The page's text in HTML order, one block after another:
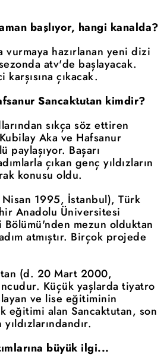
başlıyor, hangi kanalda?
vurmaya hazırlanan yeni dizi
atv'de başlayacak.
çıkacak.
Sancaktutan kimdir?
sıkça söz ettiren
Aka ve Hafsanur
paylaşıyor. Başarı
çıkan genç yıldızların
konusu oldu.
1995, İstanbul), Türk
Anadolu Üniversitesi
Bölümü'nden mezun olduktan
atmıştır. Birçok projede
(d. 20 Mart 2000,
Küçük yaşlarda tiyatro
ve lise eğitiminin
eğitimi alan Sancaktutan, son
büyük ilgi...